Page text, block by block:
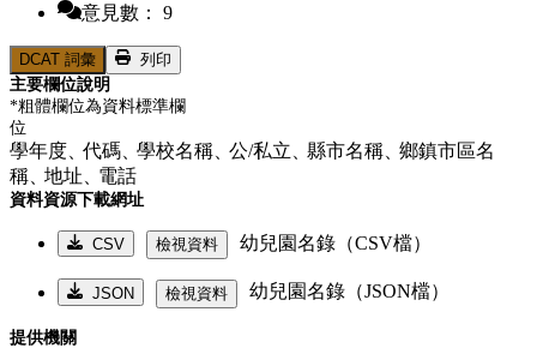
意見數： 9
DCAT 詞彙
列印
主要欄位說明
*粗體欄位為資料標準欄
位
學年度、代碼、學校名稱、公/私立、縣市名稱、鄉鎮市區名
稱、地址、電話
資料資源下載網址
CSV 檢視資料 幼兒園名錄（CSV檔）
JSON 檢視資料 幼兒園名錄（JSON檔）
提供機關